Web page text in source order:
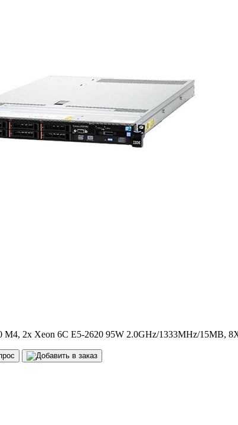
M4, 2x Xeon 6C E5-2620 95W 2.0GHz/1333MHz/15MB,